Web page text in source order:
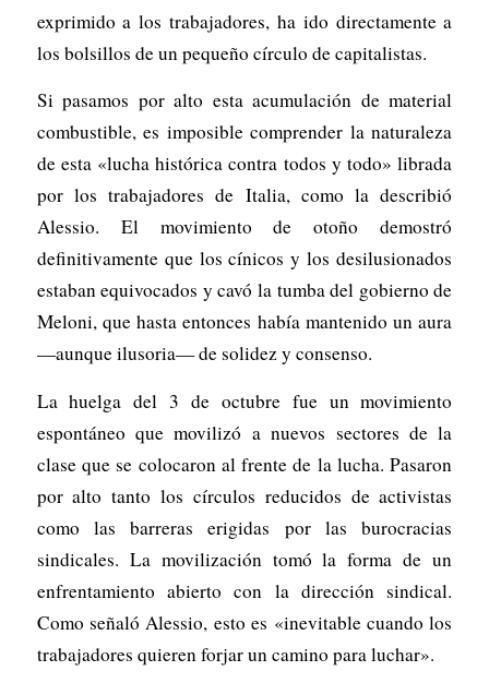
exprimido a los trabajadores, ha ido directamente a
los bolsillos de un pequeño círculo de capitalistas.
Si pasamos por alto esta acumulación de material
combustible, es imposible comprender la naturaleza
de esta «lucha histórica contra todos y todo» librada
por los trabajadores de Italia, como la describió
Alessio. El movimiento de otoño demostró
definitivamente que los cínicos y los desilusionados
estaban equivocados y cavó la tumba del gobierno de
Meloni, que hasta entonces había mantenido un aura
—aunque ilusoria— de solidez y consenso.
La huelga del 3 de octubre fue un movimiento
espontáneo que movilizó a nuevos sectores de la
clase que se colocaron al frente de la lucha. Pasaron
por alto tanto los círculos reducidos de activistas
como las barreras erigidas por las burocracias
sindicales. La movilización tomó la forma de un
enfrentamiento abierto con la dirección sindical.
Como señaló Alessio, esto es «inevitable cuando los
trabajadores quieren forjar un camino para luchar».